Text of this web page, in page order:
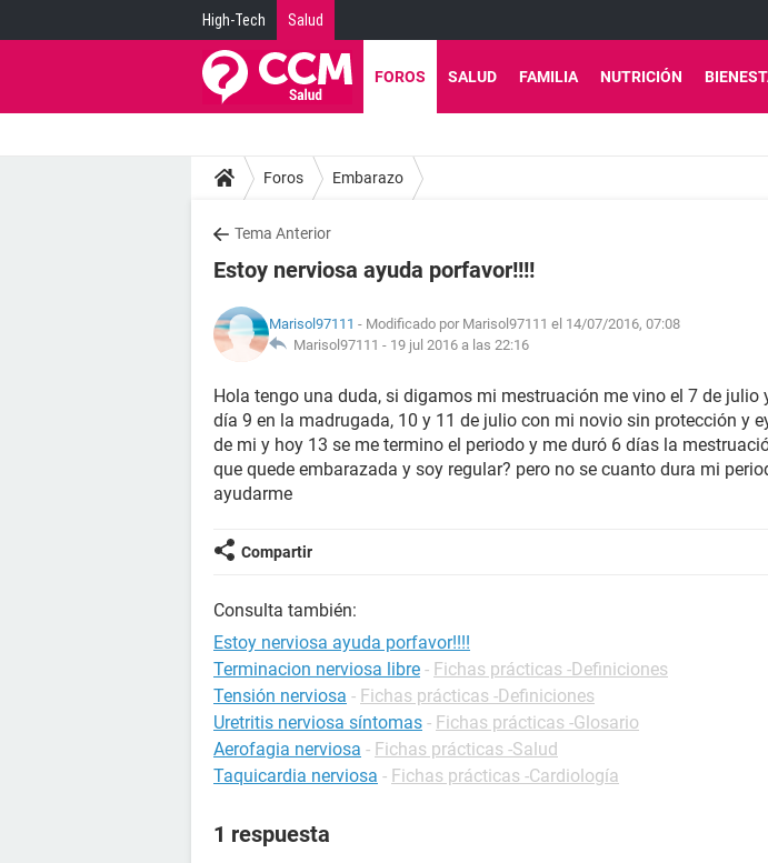
High-Tech Salud
FOROS SALUD FAMILIA NUTRICIÓN
Foros Embarazo
Tema Anterior
Estoy nerviosa ayuda porfavor!!!!
Marisol97111 - Modificado por Marisol97111 el 14/07/2016, 07:08
Marisol97111 - 19 jul 2016 a las 22:16
Hola tengo una duda, si digamos mi mestruación me vino el 7 de julio
día 9 en la madrugada, 10 y 11 de julio con mi novio sin protección y
de mi y hoy 13 se me termino el periodo y me duró 6 días la
que quede embarazada y soy regular? pero no se cuanto dura mi
ayudarme
Compartir
Consulta también:
Estoy nerviosa ayuda porfavor!!!!
Terminacion nerviosa libre - Fichas prácticas -Definiciones
Tensión nerviosa - Fichas prácticas -Definiciones
Uretritis nerviosa síntomas - Fichas prácticas -Glosario
Aerofagia nerviosa - Fichas prácticas -Salud
Taquicardia nerviosa - Fichas prácticas -Cardiología
1 respuesta